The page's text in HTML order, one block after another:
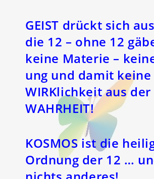
GEIST drückt sich
die 12 – ohne 12
keine Materie –
ung und damit keine
WIRKlichkeit aus der
WAHRHEIT!
KOSMOS ist die
Ordnung der 12 …